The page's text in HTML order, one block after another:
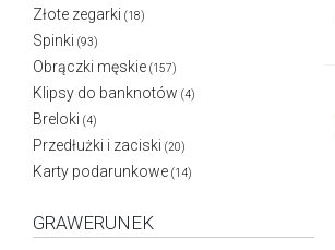
Złote zegarki (18)
Spinki (93)
Obrączki męskie (157)
Klipsy do banknotów (4)
Breloki (4)
Przedłużki i zaciski (20)
Karty podarunkowe (14)
GRAWERUNEK